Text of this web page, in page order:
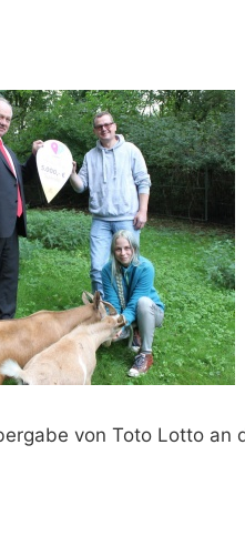
von Toto Lotto an